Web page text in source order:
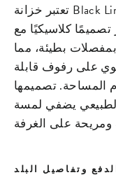
تعتبر خزانة Black Line ذات الأبواب الثلاثة مثالية للتخزين
كلاسيكيًا مع
بطيئة، مما
على رفوف قابلة
المساحة. تصميمها
يضفي لمسة
وتفاصيل البلد